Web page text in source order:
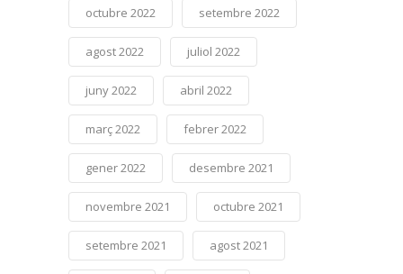
octubre 2022 setembre 2022
agost 2022 juliol 2022
juny 2022 abril 2022
març 2022 febrer 2022
gener 2022 desembre 2021
novembre 2021 octubre 2021
setembre 2021 agost 2021